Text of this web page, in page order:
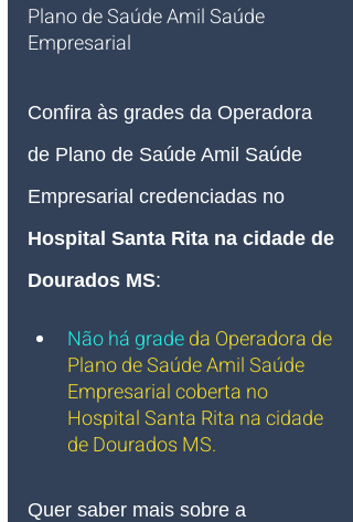
Plano de Saúde Amil Saúde
Empresarial
Confira às grades da Operadora
de Plano de Saúde Amil Saúde
Empresarial credenciadas no
Hospital Santa Rita na cidade de
Dourados MS:
Não há gradeda Operadora de
Plano de Saúde Amil Saúde
Empresarial coberta no
Hospital Santa Rita na cidade
de Dourados MS.
Quer saber mais sobre a